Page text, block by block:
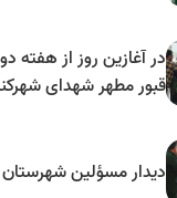
در آغازین روز از هفته
قبور مطهر شهدای
دیدار مسؤلین شهرستان